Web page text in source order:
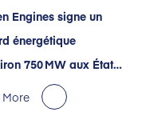
Engines signe un
énergétique
750 MW aux États-
avec Crusoe pour des
de données dédiés à
More